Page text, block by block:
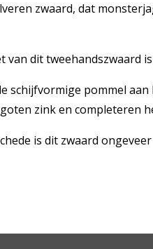
zwaard, dat
van dit tweehandszwaard
schijfvormige pommel
zink en completeren
is dit zwaard